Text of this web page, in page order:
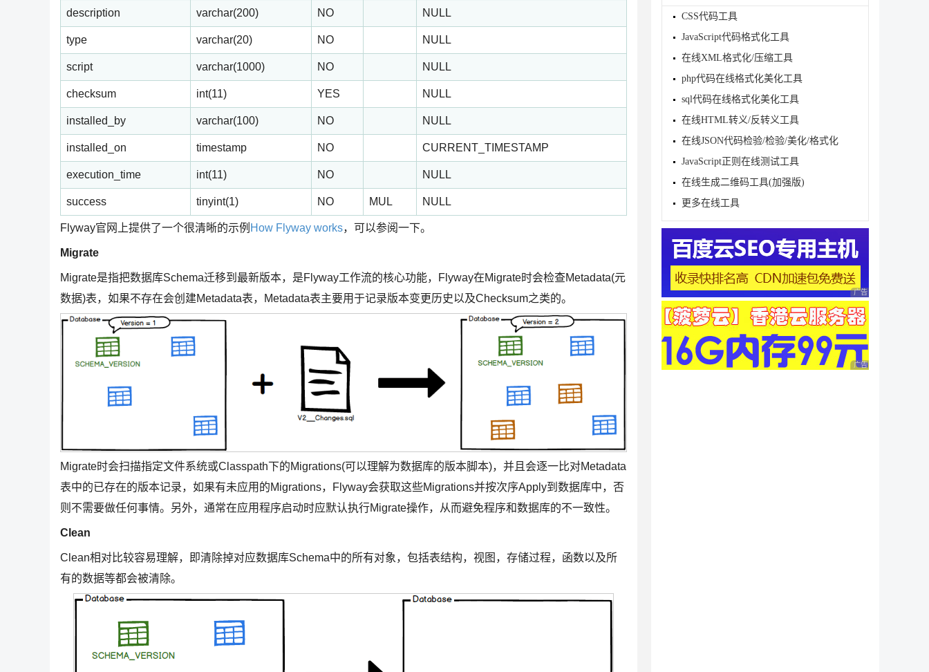
description varchar(200) NO NULL
type varchar(20) NO NULL
script varchar(1000) NO NULL
checksum int(11) YES NULL
installed_by varchar(100) NO NULL
installed_on timestamp NO CURRENT_TIMESTAMP
execution_time int(11) NO NULL
success tinyint(1) NO MUL NULL
Flyway官网上提供了一个很清晰的示例 How Flyway works，可以参阅一下。
Migrate
Migrate是指把数据库Schema迁移到最新版本，是Flyway工作流的核心功能，Flyway在Migrate时会检查Metadata(元
数据)表，如果不存在会创建Metadata表，Metadata表主要用于记录版本变更历史以及Checksum之类的。
Migrate时会扫描指定文件系统或Classpath下的Migrations(可以理解为数据库的版本脚本)，并且会逐一比对Metadata
表中的已存在的版本记录，如果有未应用的Migrations，Flyway会获取这些Migrations并按次序Apply到数据库中，否
则不需要做任何事情。另外，通常在应用程序启动时应默认执行Migrate操作，从而避免程序和数据库的不一致性。
Clean
Clean相对比较容易理解，即清除掉对应数据库Schema中的所有对象，包括表结构，视图，存储过程，函数以及所
有的数据等都会被清除。
CSS代码工具
JavaScript代码格式化工具
在线XML格式化/压缩工具
php代码在线格式化美化工具
sql代码在线格式化美化工具
在线HTML转义/反转义工具
在线JSON代码检验/检验/美化/格式化
JavaScript正则在线测试工具
在线生成二维码工具(加强版)
更多在线工具
广告 商业广告，理性
广告 商业广告，理性